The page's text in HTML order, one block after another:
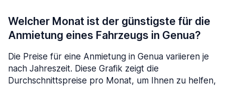
Welcher Monat ist der günstigste für die
Anmietung eines Fahrzeugs in Genua?
Die Preise für eine Anmietung in Genua variieren je
nach Jahreszeit. Diese Grafik zeigt die
Durchschnittspreise pro Monat, um Ihnen zu helfen,